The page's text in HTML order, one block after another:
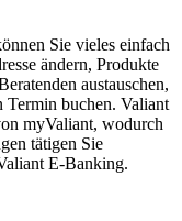
Sie vieles einfach
ändern, Produkte
austauschen,
Termin buchen. Valiant
myValiant, wodurch
tätigen Sie
E-Banking.